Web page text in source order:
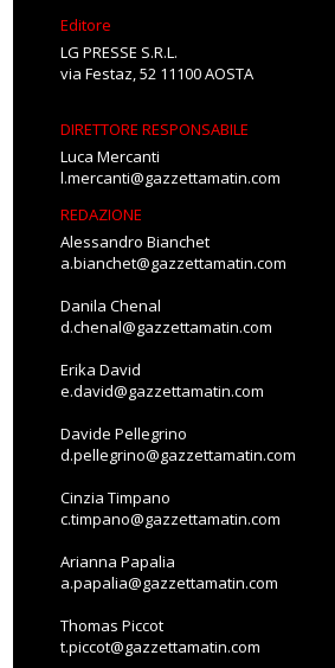
Editore
LG PRESSE S.R.L.
via Festaz, 52 11100 AOSTA
DIRETTORE RESPONSABILE
Luca Mercanti
l.mercanti@gazzettamatin.com
REDAZIONE
Alessandro Bianchet
a.bianchet@gazzettamatin.com
Danila Chenal
d.chenal@gazzettamatin.com
Erika David
e.david@gazzettamatin.com
Davide Pellegrino
d.pellegrino@gazzettamatin.com
Cinzia Timpano
c.timpano@gazzettamatin.com
Arianna Papalia
a.papalia@gazzettamatin.com
Thomas Piccot
t.piccot@gazzettamatin.com